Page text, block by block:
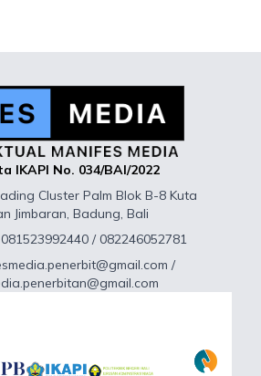
IKAPI No. 034/BAI/2022
Cluster Palm Blok B-8 Kuta
Jimbaran, Badung, Bali
/ 082246052781
/